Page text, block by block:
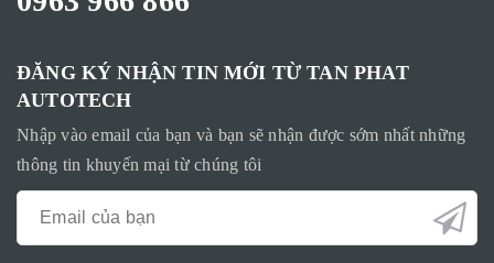
ĐĂNG KÝ NHẬN TIN MỚI TỪ TAN PHAT
AUTOTECH
Nhập vào email của bạn và bạn sẽ nhận được sớm nhất những
thông tin khuyến mại từ chúng tôi